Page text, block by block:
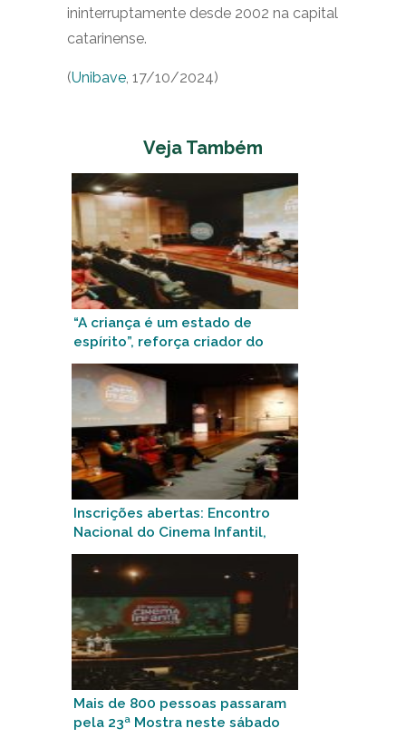
ininterruptamente desde 2002 na capital
catarinense.
(Unibave , 17/10/2024)
Veja Também
“A criança é um estado de
espírito”, reforça criador do
musical ‘Sim, Viver é um
Presente‘ exibido na Mostra
nesta terça-feira
Inscrições abertas: Encontro
Nacional do Cinema Infantil,
que abre a 23ª Mostra, discute
mercado audiovisual brasileiro
para crianças
Mais de 800 pessoas passaram
pela 23ª Mostra neste sábado